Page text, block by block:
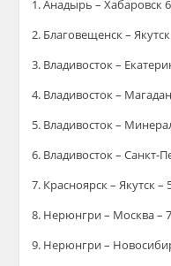
1. Анадырь – Хабаровск
2. Благовещенск –
3. Владивосток –
4. Владивосток –
5. Владивосток –
6. Владивосток – Санкт-
7. Красноярск – Якутск –
8. Нерюнгри – Москва –
9. Нерюнгри –